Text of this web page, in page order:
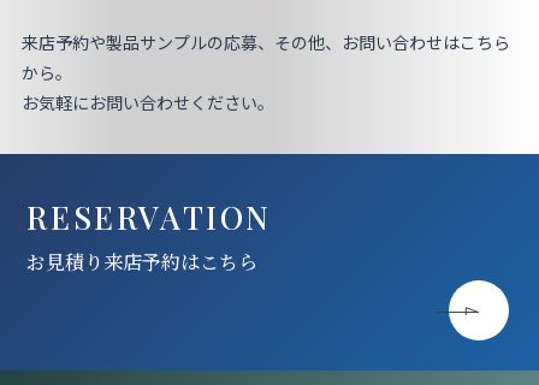
来店予約や製品サンプルの応募、その他、お問い合わせはこちら
から。
お気軽にお問い合わせください。
RESERVATION
お見積り来店予約はこちら